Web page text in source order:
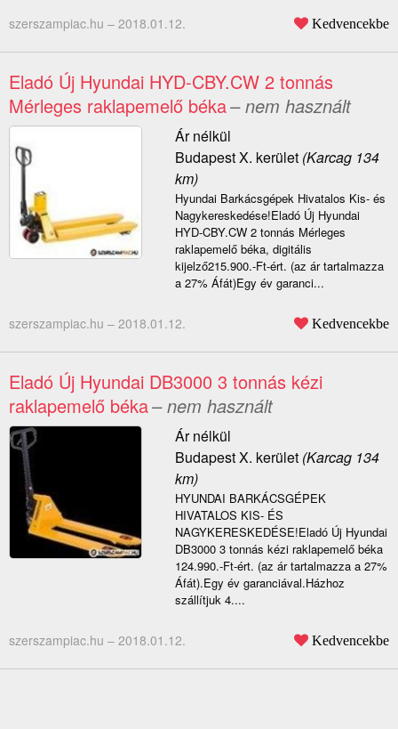
szerszampiac.hu – 2018.01.12. Kedvencekbe
Eladó Új Hyundai HYD-CBY.CW 2 tonnás
Mérleges raklapemelő béka– nem használt
Ár nélkül
Budapest X. kerület(Karcag 134
km)
Hyundai Barkácsgépek Hivatalos Kis- és
Nagykereskedése!Eladó Új Hyundai
HYD-CBY.CW 2 tonnás Mérleges
raklapemelő béka, digitális
kijelző215.900.-Ft-ért. (az ár tartalmazza
a 27% Áfát)Egy év garanci...
szerszampiac.hu – 2018.01.12. Kedvencekbe
Eladó Új Hyundai DB3000 3 tonnás kézi
raklapemelő béka– nem használt
Ár nélkül
Budapest X. kerület(Karcag 134
km)
HYUNDAI BARKÁCSGÉPEK
HIVATALOS KIS- ÉS
NAGYKERESKEDÉSE!Eladó Új Hyundai
DB3000 3 tonnás kézi raklapemelő béka
124.990.-Ft-ért. (az ár tartalmazza a 27%
Áfát).Egy év garanciával.Házhoz
szállítjuk 4....
szerszampiac.hu – 2018.01.12. Kedvencekbe